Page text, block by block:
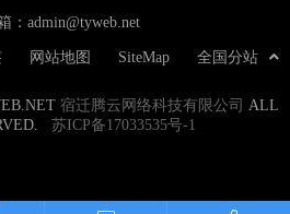
： admin@tyweb.net
全国分站
SiteMap
网站地图
宿迁腾云网络科技有限公司
ALL
苏ICP备17033535号-1